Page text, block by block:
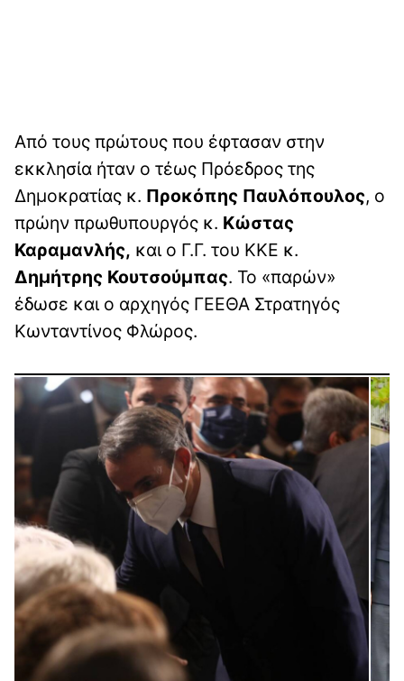
Από τους πρώτους που έφτασαν στην
εκκλησία ήταν ο τέως Πρόεδρος της
Δημοκρατίας κ. Προκόπης Παυλόπουλος, ο
πρώην πρωθυπουργός κ. Κώστας
Καραμανλής, και ο Γ.Γ. του ΚΚΕ κ.
Δημήτρης Κουτσούμπας. Το «παρών»
έδωσε και ο αρχηγός ΓΕΕΘΑ Στρατηγός
Κωνταντίνος Φλώρος.